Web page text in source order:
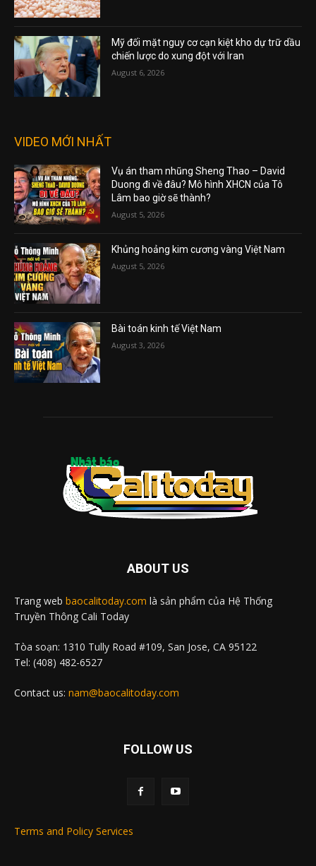
Mỹ đối mặt nguy cơ cạn kiệt kho dự trữ dầu
chiến lược do xung đột với Iran
August 6, 2026
VIDEO MỚI NHẤT
Vụ án tham nhũng Sheng Thao – David
Duong đi về đâu? Mô hình XHCN của Tô
Lâm bao giờ sẽ thành?
August 5, 2026
Khủng hoảng kim cương vàng Việt Nam
August 5, 2026
Bài toán kinh tế Việt Nam
August 3, 2026
ABOUT US
Trang web baocalitoday.com là sản phẩm của Hệ Thống
Truyền Thông Cali Today
Tòa soạn: 1310 Tully Road #109, San Jose, CA 95122
Tel: (408) 482-6527
Contact us: nam@baocalitoday.com
FOLLOW US
Terms and Policy Services